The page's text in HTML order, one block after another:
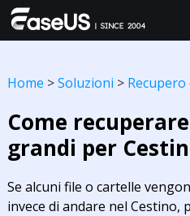
Home >Soluzioni >
Come
grandi per
Se alcuni file o cartelle
invece di andare nel